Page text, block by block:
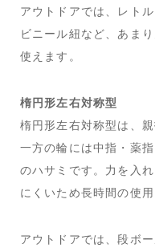
アウトドアでは、レト
ビニール紐など、あま
使えます。
楕円形左右対称型
楕円形左右対称型は、
一方の輪には中指・薬
のハサミです。力を入
にくいため長時間の使
アウトドアでは、段ボ